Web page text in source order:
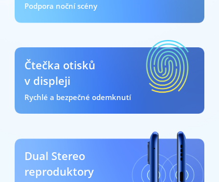
Podpora noční scény
Čtečka otisků
v displeji
Rychlé a bezpečné odemknutí
Dual Stereo
reproduktory